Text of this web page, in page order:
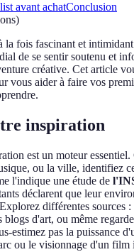
avant achatConclusion
)
la fois fascinant et
de se sentir soutenu et
créative. Cet article
vous aider à faire vos
inspiration
est un moteur essentiel.
ou la ville, identifiez
l'indique une étude de
déclarent que leur
différentes sources :
blogs d'art, ou même
estimez pas la puissance
ou le visionnage d'un film